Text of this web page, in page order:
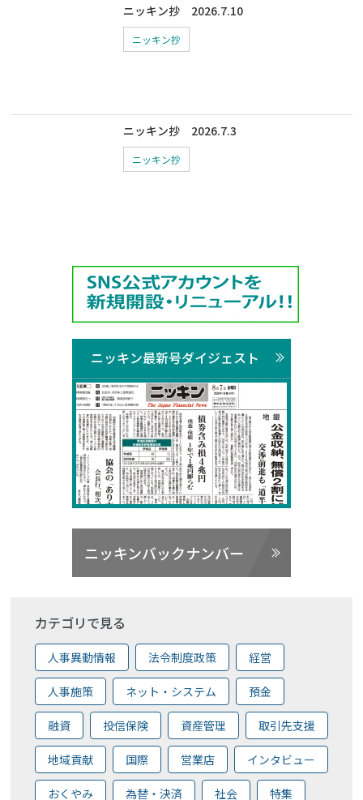
ニッキン抄 2026.7.10
ニッキン抄
ニッキン抄 2026.7.3
ニッキン抄
ニッキン最新号ダイジェスト
ニッキンバックナンバー
カテゴリで見る
人事異動情報 法令制度政策 経営
人事施策 ネット・システム 預金
融資 投信保険 資産管理 取引先支援
地域貢献 国際 営業店 インタビュー
おくやみ 為替・決済 社会 特集